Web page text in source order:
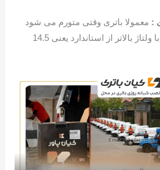
: معمولا باتری وقتی متورم می شود
که دینام باتری را با ولتاژ بالاتر از استاندارد یعنی 14.5